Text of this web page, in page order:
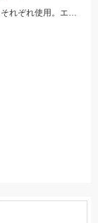
彦根市芹川での釣果。針は2.5号の3本バリと5本バリをそれぞれ使用。エサはマルキュー「特選小鮎マキエ」